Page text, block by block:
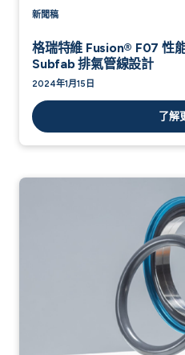
新聞稿
格瑞特維 Fusion® F07 性
Subfab 排氣管線設計
2024年1月15日
了解